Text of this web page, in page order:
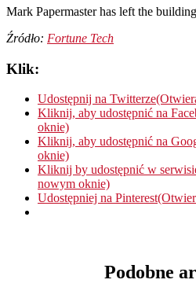
Mark Papermaster has left the
Źródło: Fortune Tech
Klik:
Udostępnij na
Kliknij, aby udostępnić na
oknie)
Kliknij, aby udostępnić na
oknie)
Kliknij by udostępnić w
nowym oknie)
Udostępniej na
Podobne